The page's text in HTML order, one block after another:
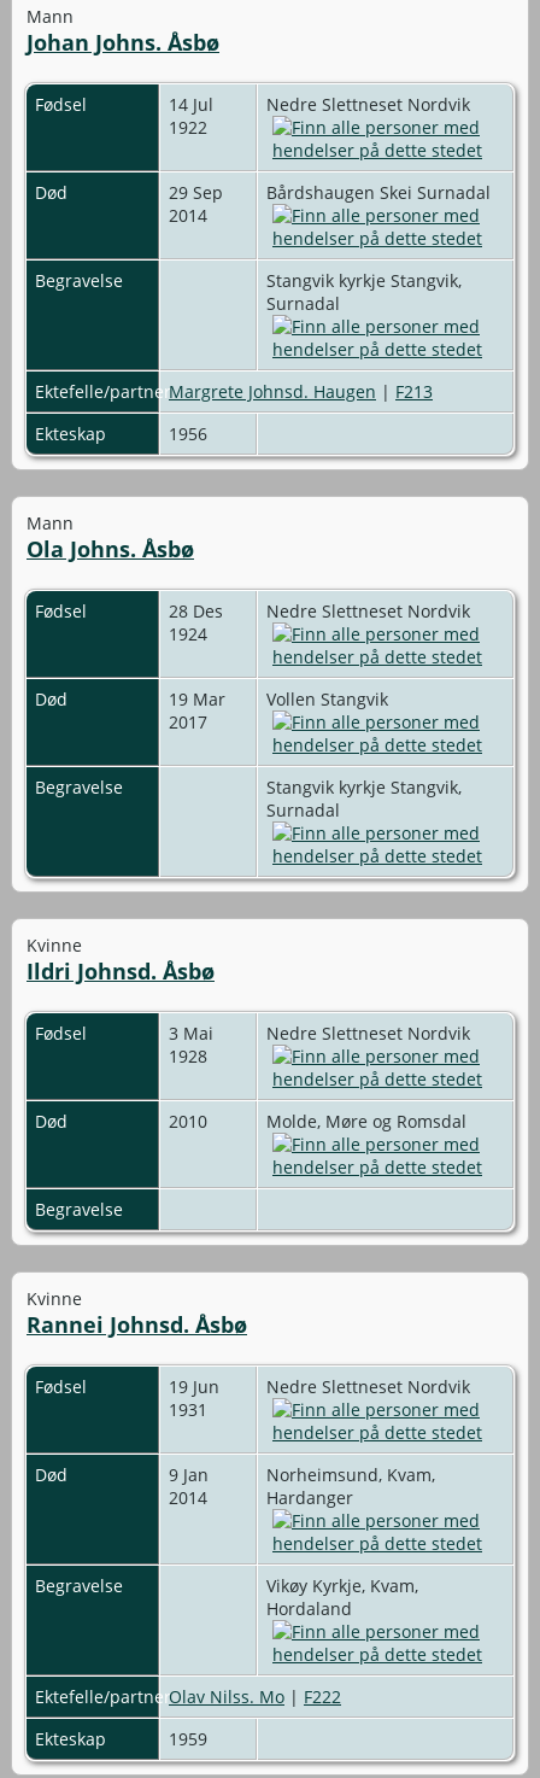
Mann
Johan Johns. Åsbø
Fødsel
14 Jul
1922
Nedre Slettneset Nordvik
Død
29 Sep
2014
Bårdshaugen Skei Surnadal
Begravelse
Stangvik kyrkje Stangvik,
Surnadal
Ektefelle/partnerMargrete Johnsd. Haugen | F213
Ekteskap
1956
Mann
Ola Johns. Åsbø
Fødsel
28 Des
1924
Nedre Slettneset Nordvik
Død
19 Mar
2017
Vollen Stangvik
Begravelse
Stangvik kyrkje Stangvik,
Surnadal
Kvinne
Ildri Johnsd. Åsbø
Fødsel
3 Mai
1928
Nedre Slettneset Nordvik
Død 2010 Molde, Møre og Romsdal
Begravelse
Kvinne
Rannei Johnsd. Åsbø
Fødsel
19 Jun
1931
Nedre Slettneset Nordvik
Død
9 Jan
2014
Norheimsund, Kvam,
Hardanger
Begravelse
Vikøy Kyrkje, Kvam,
Hordaland
Ektefelle/partnerOlav Nilss. Mo | F222
Ekteskap
1959